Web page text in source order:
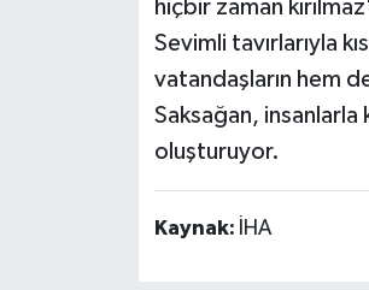
hiçbir zaman
Sevimli tavırlarıyla
vatandaşların hem
Saksağan,
oluşturuyor.
Kaynak: İHA